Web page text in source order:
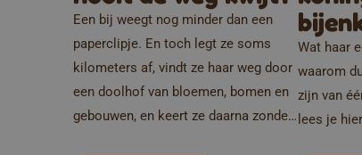
Een bij weegt nog minder dan een
paperclipje. En toch legt ze soms
kilometers af, vindt ze haar weg door
een doolhof van bloemen, bomen en
gebouwen, en keert ze daarna zonder
Wat haar
waarom
zijn van
lees je